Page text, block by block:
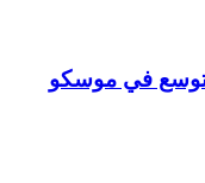
تتوسع في موسكو